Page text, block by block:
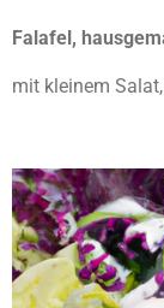
Falafel,
mit kleinem